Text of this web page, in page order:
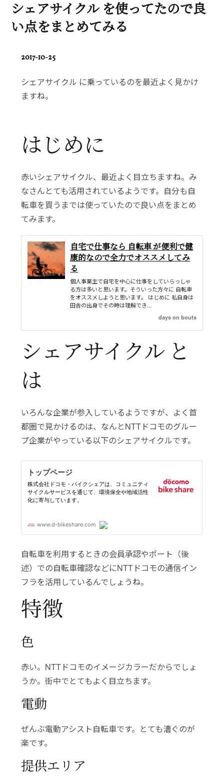
シェアサイクル を使ってたので良
い点をまとめてみる
POSTED
ON
2017-10-25
シェアサイクル に乗っているのを最近よく見かけ
ますね。
はじめに
赤いシェアサイクル、最近よく目立ちますね。み
なさんとても活用されているようです。自分も自
転車を買うまでは使っていたので良い点をまとめ
てみます。
自宅で仕事なら 自転車 が便利で健
康的なので全力でオススメしてみ
る
個人事業主で自宅を中心に仕事をしていらっしゃ
る方は多いと思います。そういった方々に 自転車
をオススメしようと思います。 はじめに 私自身は
田舎の出身でその時は理解でき...
days on bouts
シェアサイクル と
は
いろんな企業が参入しているようですが、よく首
都圏で見かけるのは、なんとNTTドコモのグルー
プ企業がやっている以下のシェアサイクルです。
自転車を利用するときの会員承認やポート（後
述）での自転車確認などにNTTドコモの通信イン
フラを活用しているんでしょうね。
特徴
色
赤い。NTTドコモのイメージカラーだからでしょ
うか。街中でとてもよく目立ちます。
電動
ぜんぶ電動アシスト自転車です。とても漕ぐのが
楽です。
提供エリア